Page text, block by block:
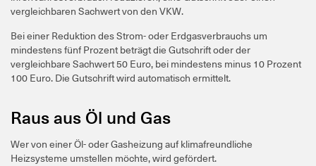
vergleichbaren Sachwert von den VKW.
Bei einer Reduktion des Strom- oder Erdgasverbrauchs um
mindestens fünf Prozent beträgt die Gutschrift oder der
vergleichbare Sachwert 50 Euro, bei mindestens minus 10 Prozent
100 Euro. Die Gutschrift wird automatisch ermittelt.
Raus aus Öl und Gas
Wer von einer Öl- oder Gasheizung auf klimafreundliche
Heizsysteme umstellen möchte, wird gefördert.